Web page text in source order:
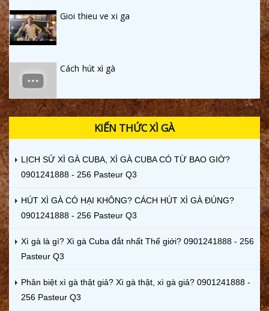
Gioi thieu ve xi ga
Cách hút xì gà
KIẾN THỨC XÌ GÀ
LỊCH SỬ XÌ GÀ CUBA, XÌ GÀ CUBA CÓ TỪ BAO GIỜ?
0901241888 - 256 Pasteur Q3
HÚT XÌ GÀ CÓ HẠI KHÔNG? CÁCH HÚT XÌ GÀ ĐÚNG?
0901241888 - 256 Pasteur Q3
Xì gà là gì? Xì gà Cuba đắt nhất Thế giới? 0901241888 - 256
Pasteur Q3
Phân biệt xì gà thật giả? Xì gà thật, xì gà giả? 0901241888 -
256 Pasteur Q3